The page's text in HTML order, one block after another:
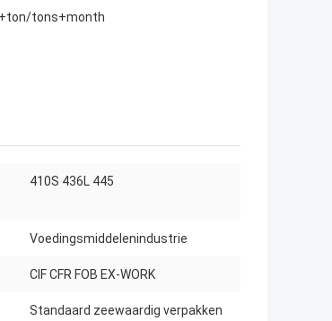
tons+month
410S 436L 445
Voedingsmiddelenindustrie
CIF CFR FOB EX-WORK
Standaard zeewaardig verpakken